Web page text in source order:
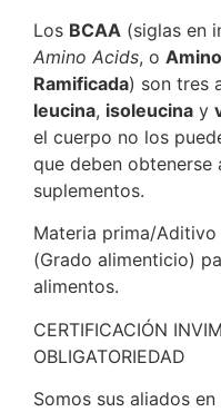
Los BCAA (siglas en
Amino Acids, o
Ramificada) son tres
leucina, isoleucina y
el cuerpo no los
que deben obtenerse
suplementos.
Materia prima/
(Grado alimenticio)
alimentos.
CERTIFICACIÓN
OBLIGATORIEDAD
Somos sus aliados